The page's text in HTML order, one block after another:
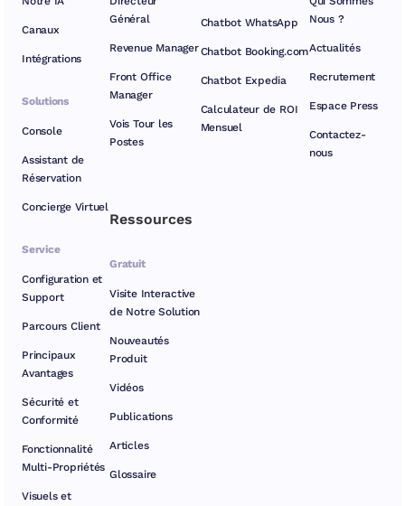
Canaux
Intégrations
Solutions
Console
Assistant de
Réservation
Concierge Virtuel
Service
Configuration et
Support
Parcours Client
Principaux
Avantages
Sécurité et
Conformité
Fonctionnalité
Multi-Propriétés
Visuels et
Général
Revenue Manager
Front Office
Manager
Vois Tour les
Postes
Ressources
Gratuit
Visite Interactive
de Notre Solution
Nouveautés
Produit
Vidéos
Publications
Articles
Glossaire
Nous ?
Actualités
Recrutement
Espace Press
Contactez-
nous
Chatbot WhatsApp
Chatbot Booking.com
Chatbot Expedia
Calculateur de ROI
Mensuel